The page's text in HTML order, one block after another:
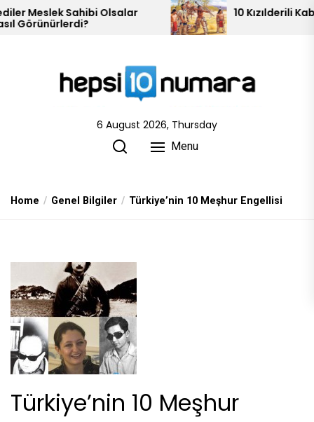
Skip
to
10 Kızılderili Kabilesi
6 August 2026, Thursday
Menu
Home Genel Bilgiler Türkiye’nin 10 Meşhur Engellisi
Türkiye’nin 10 Meşhur